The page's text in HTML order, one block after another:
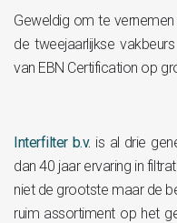
Geweldig om te
de tweejaarlijkse
van EBN Certification op
Interfilter b.v. is al drie
dan 40 jaar ervaring in
niet de grootste maar de
ruim assortiment op het